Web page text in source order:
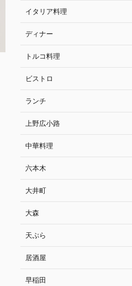
イタリア料理
ディナー
トルコ料理
ビストロ
ランチ
上野広小路
中華料理
六本木
大井町
大森
天ぷら
居酒屋
早稲田